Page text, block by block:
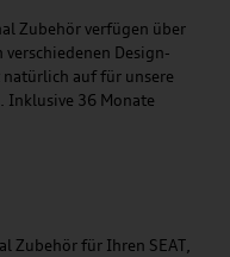
Zubehör verfügen über
Design-
auf für unsere
36 Monate
Zubehör für Ihren SEAT,